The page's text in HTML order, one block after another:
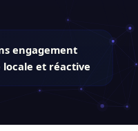
engagement
locale et réactive